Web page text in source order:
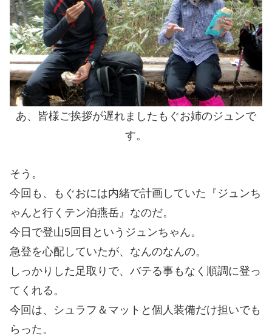
あ、皆様ご挨拶が遅れましたもぐお姉のジュンで
す。
そう。
今回も、もぐおには内緒で計画していた『ジュンち
ゃんと行くテン泊燕岳』なのだ。
今日で登山5回目というジュンちゃん。
急登を心配していたが、なんのなんの。
しっかりした足取りで、バテる事もなく順調に登っ
てくれる。
今回は、シュラフ＆マットと個人装備だけ担いでも
らった。